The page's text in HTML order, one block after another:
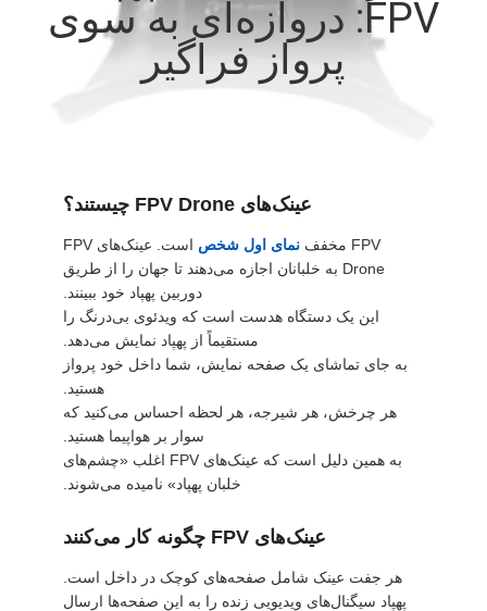
کنترل
درخواست
SHOPPING
ONLINE
سیاست
FPV: دروازه‌ای به سوی
پرواز فراگیر
عینک‌های FPV Drone چیستند؟
FPV مخفف نمای اول شخص
است. عینک‌های FPV
Drone به خلبانان اجازه می‌دهند تا جهان را از طریق
دوربین پهپاد خود ببینند.
این یک دستگاه هدست است که ویدئوی بی‌درنگ را
مستقیماً از پهپاد نمایش می‌دهد.
به جای تماشای یک صفحه نمایش، شما داخل خود پرواز
هستید.
هر چرخش، هر شیرجه، هر لحظه احساس می‌کنید که
سوار بر هواپیما هستید.
به همین دلیل است که عینک‌های FPV اغلب «چشم‌های
خلبان پهپاد» نامیده می‌شوند.
عینک‌های FPV چگونه کار می‌کنند
هر جفت عینک شامل صفحه‌های کوچک در داخل است.
پهپاد سیگنال‌های ویدیویی زنده را به این صفحه‌ها ارسال